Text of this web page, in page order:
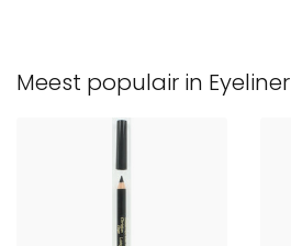
Meest populair in Eyeliner